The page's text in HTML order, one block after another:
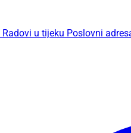
Radovi u tijeku Poslovni